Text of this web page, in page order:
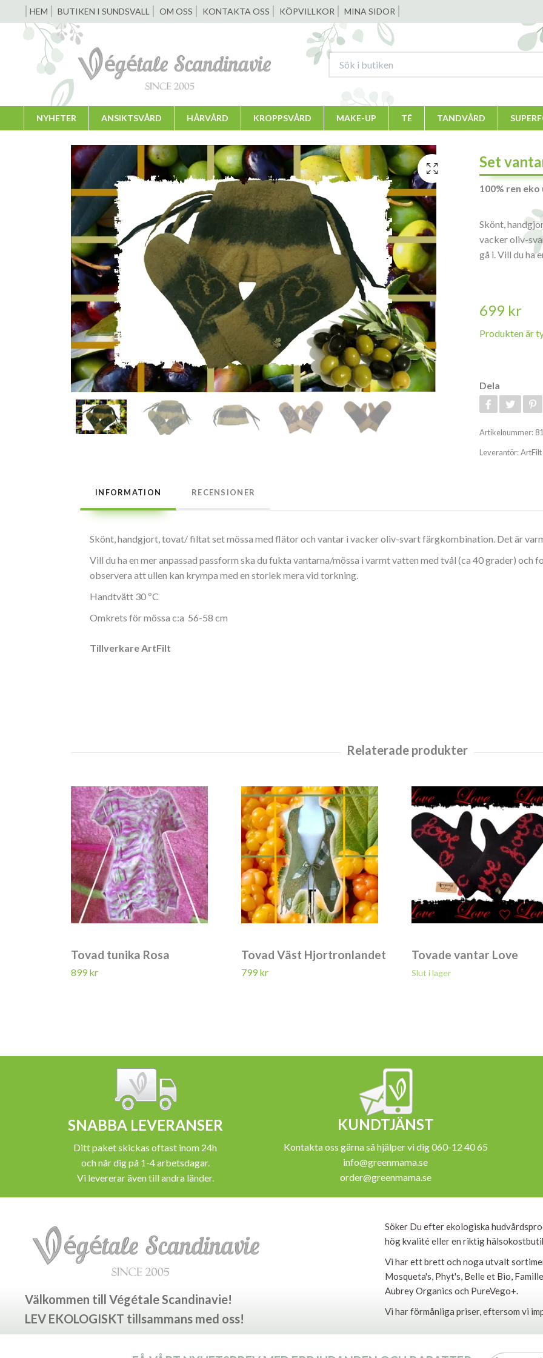
HEM BUTIKEN I SUNDSVALL OM OSS KONTAKTA OSS KÖPVILLKOR MINA SIDOR
NYHETER ANSIKTSVÅRD HÅRVÅRD KROPPSVÅRD MAKE-UP TÉ TANDVÅRD
Set
100% ren eko
Skönt,
vacker oliv-
gå i. Vill du ha
699 kr
Produkten är
Dela
Artikelnummer:
Leverantör:ArtFilt
INFORMATION RECENSIONER
Skönt, handgjort, tovat/ filtat set mössa med flätor och vantar i vacker oliv-svart färgkombination. Det är
Vill du ha en mer anpassad passform ska du fukta vantarna/mössa i varmt vatten med tvål (ca 40 grader)
observera att ullen kan krympa med en storlek mera vid torkning.
Handtvätt 30 ºC
Omkrets för mössa c:a 56-58 cm
Tillverkare ArtFilt
Tovad tunika Rosa
899 kr
Tovad Väst Hjortronlandet
799 kr
Tovade vantar Love
Slut i lager
SNABBA LEVERANSER
Ditt paket skickas oftast inom 24h
och når dig på 1-4 arbetsdagar.
Vi levererar även till andra länder.
KUNDTJÄNST
Kontakta oss gärna så hjälper vi dig 060-12 40 65
info@greenmama.se
order@greenmama.se
Välkommen till Végétale Scandinavie!
LEV EKOLOGISKT tillsammans med oss!
Söker Du efter ekologiska
hög kvalité eller en riktig
Vi har ett brett och noga utvalt
Mosqueta's, Phyt's, Belle et Bio,
Aubrey Organics och PureVego+.
Vi har förmånliga priser, eftersom vi